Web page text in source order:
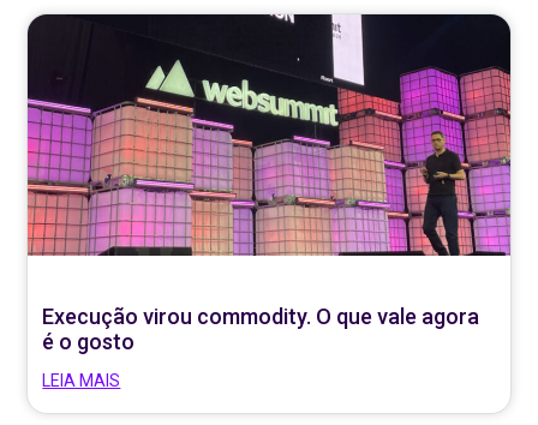
Execução virou commodity. O que vale agora
é o gosto
LEIA MAIS